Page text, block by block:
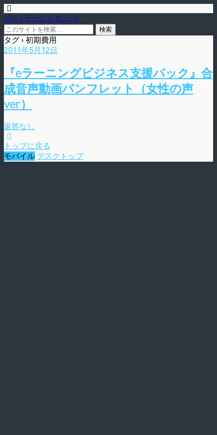
blog.eラーニング.co.jp
タグ › 初期費用
2011年5月12日
『eラーニングビジネス支援パック』合
成音声動画パンフレット（女性の声
ver）
返答なし
トップに戻る
モバイル デスクトップ